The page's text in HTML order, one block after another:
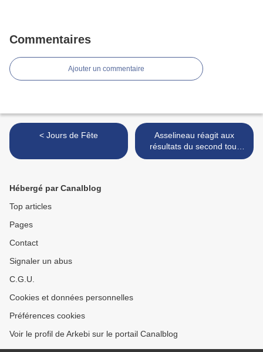
Commentaires
Ajouter un commentaire
< Jours de Fête
Asselineau réagit aux
résultats du second tour
des législatives 2024 >
Hébergé par Canalblog
Top articles
Pages
Contact
Signaler un abus
C.G.U.
Cookies et données personnelles
Préférences cookies
Voir le profil de Arkebi sur le portail Canalblog